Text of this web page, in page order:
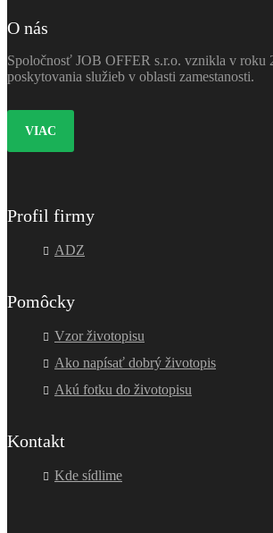
O nás
Spoločnosť JOB OFFER s.r.o. vznikla v roku
poskytovania služieb v oblasti zamestanosti.
VIAC
Profil firmy
ADZ
Pomôcky
Vzor životopisu
Ako napísať dobrý životopis
Akú fotku do životopisu
Kontakt
Kde sídlime